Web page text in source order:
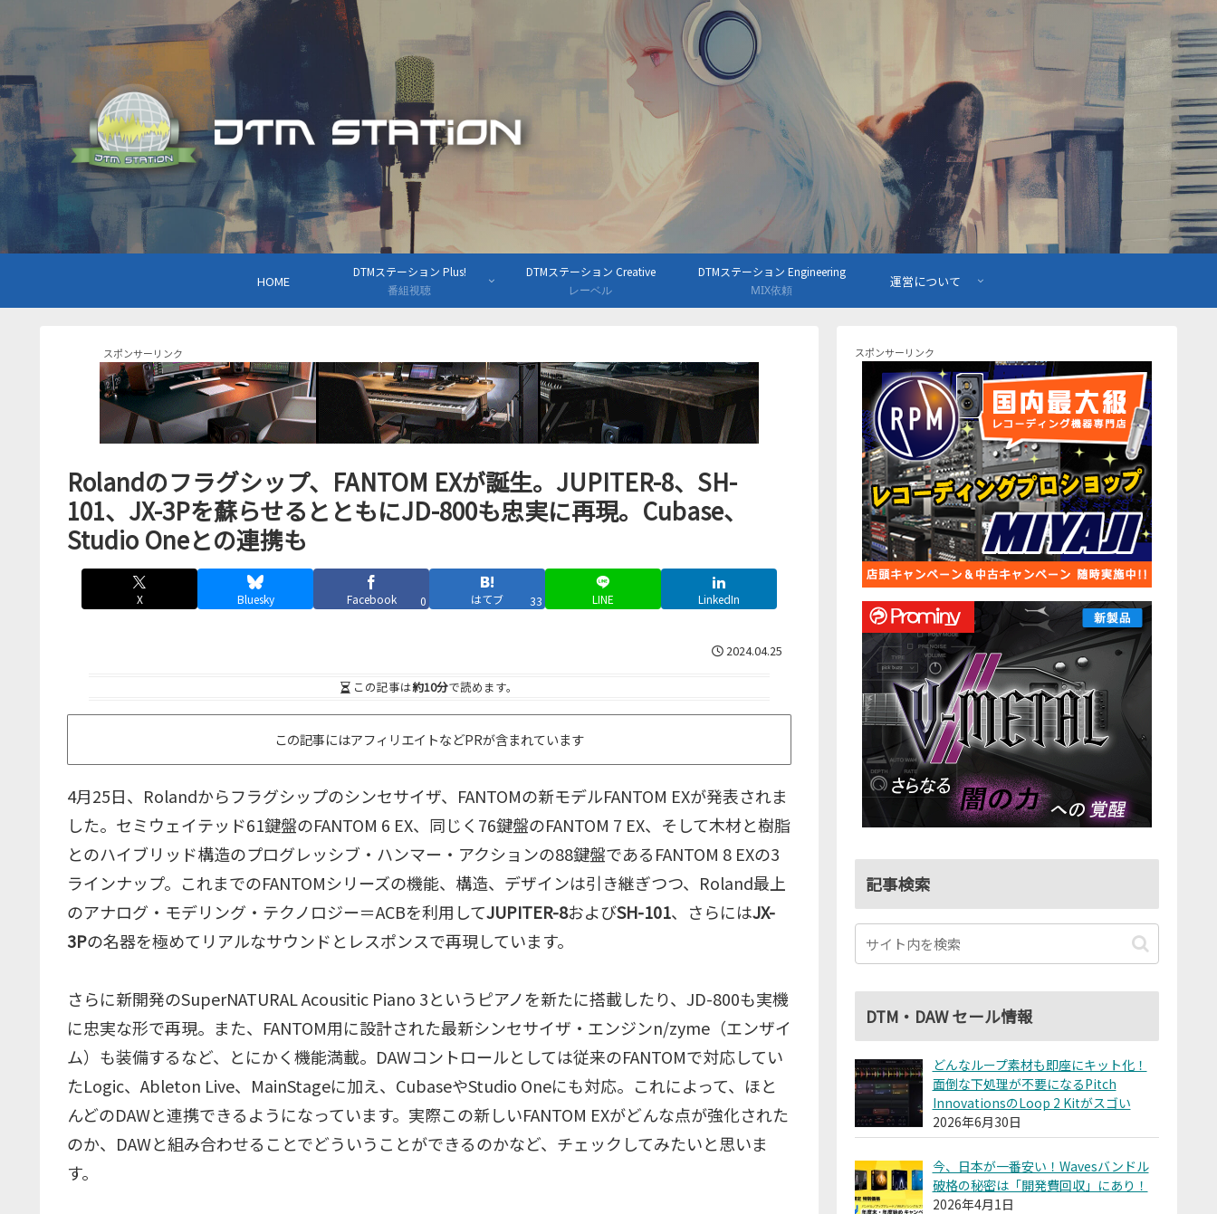
HOME
DTMステーション Plus!
番組視聴
DTMステーション Creative
レーベル
DTMステーション Engineering
MIX依頼
運営について
スポンサーリンク
Rolandのフラグシップ、FANTOM EXが誕生。JUPITER-8、SH-
101、JX-3Pを蘇らせるとともにJD-800も忠実に再現。Cubase、
Studio Oneとの連携も
X Bluesky Facebook 0 はてブ 33 LINE LinkedIn
2024.04.25
この記事は約10分で読めます。
この記事にはアフィリエイトなどPRが含まれています
4月25日、Rolandからフラグシップのシンセサイザ、FANTOMの新モデルFANTOM EXが発表されま
した。セミウェイテッド61鍵盤のFANTOM 6 EX、同じく76鍵盤のFANTOM 7 EX、そして木材と樹脂
とのハイブリッド構造のプログレッシブ・ハンマー・アクションの88鍵盤であるFANTOM 8 EXの3
ラインナップ。これまでのFANTOMシリーズの機能、構造、デザインは引き継ぎつつ、Roland最上
のアナログ・モデリング・テクノロジー＝ACBを利用してJUPITER-8およびSH-101、さらにはJX-
3Pの名器を極めてリアルなサウンドとレスポンスで再現しています。
さらに新開発のSuperNATURAL Acousitic Piano 3というピアノを新たに搭載したり、JD-800も実機
に忠実な形で再現。また、FANTOM用に設計された最新シンセサイザ・エンジンn/zyme（エンザイ
ム）も装備するなど、とにかく機能満載。DAWコントロールとしては従来のFANTOMで対応してい
たLogic、Ableton Live、MainStageに加え、CubaseやStudio Oneにも対応。これによって、ほと
んどのDAWと連携できるようになっています。実際この新しいFANTOM EXがどんな点が強化された
のか、DAWと組み合わせることでどういうことができるのかなど、チェックしてみたいと思いま
す。
スポンサーリンク
記事検索
DTM・DAW セール情報
どんなループ素材も即座にキット化！
面倒な下処理が不要になるPitch
InnovationsのLoop 2 Kitがスゴい
2026年6月30日
今、日本が一番安い！Wavesバンドル
破格の秘密は「開発費回収」にあり！
2026年4月1日